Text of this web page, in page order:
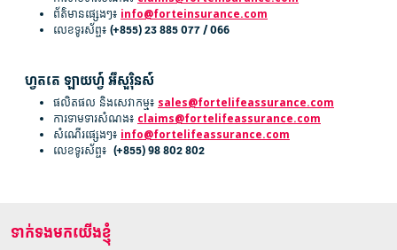
ព័ត៌មានផ្សេងៗ៖ info@forteinsurance.com
លេខទូរស័ព្ទ៖ (+855) 23 885 077 / 066
ហ្វតតេ ឡាយហ្វ៍ អឹសួរ៉ិនស៍
ផលិតផល និងសេវាកម្ម៖ sales@fortelifeassurance.com
ការទាមទារសំណង៖ claims@fortelifeassurance.com
សំណើរផ្សេងៗ៖ info@fortelifeassurance.com
លេខទូរស័ព្ទ៖ (+855) 98 802 802
ទាក់ទងមកយើងខ្ញុំ